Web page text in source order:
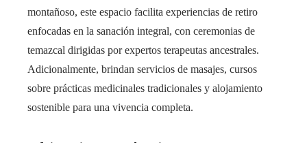
montañoso, este espacio facilita experiencias de retiro
enfocadas en la sanación integral, con ceremonias de
temazcal dirigidas por expertos terapeutas ancestrales.
Adicionalmente, brindan servicios de masajes, cursos
sobre prácticas medicinales tradicionales y alojamiento
sostenible para una vivencia completa.